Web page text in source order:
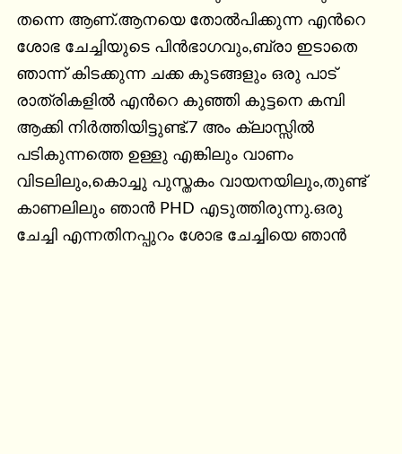
തന്നെ ആണ്.ആനയെ തോല്‍പിക്കുന്ന എന്‍റെ
ശോഭ ചേച്ചിയുടെ പിന്‍ഭാഗവും,ബ്രാ ഇടാതെ
ഞാന്ന് കിടക്കുന്ന ചക്ക കുടങ്ങളും ഒരു പാട്
രാത്രികളില്‍ എന്‍റെ കുഞ്ഞി കുട്ടനെ കമ്പി
ആക്കി നിര്‍ത്തിയിട്ടുണ്ട്.7 അം ക്ലാസ്സില്‍
പടികുന്നത്തെ ഉള്ളു എങ്കിലും വാണം
വിടലിലും,കൊച്ചു പുസ്തകം വായനയിലും,തുണ്ട്
കാണലിലും ഞാന്‍ PHD എടുത്തിരുന്നു.ഒരു
ചേച്ചി എന്നതിനപ്പുറം ശോഭ ചേച്ചിയെ ഞാന്‍